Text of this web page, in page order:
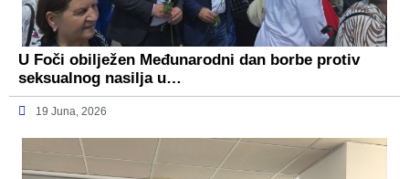
U Foči obilježen Međunarodni dan borbe protiv
seksualnog nasilja u…
19 Juna, 2026